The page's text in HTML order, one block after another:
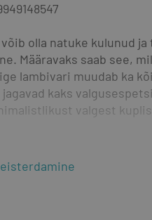
olla natuke kulunud
Määravaks saab see,
lambivari muudab ka
kaks
valgest